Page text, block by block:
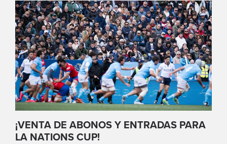
¡VENTA DE ABONOS Y ENTRADAS PARA
LA NATIONS CUP!